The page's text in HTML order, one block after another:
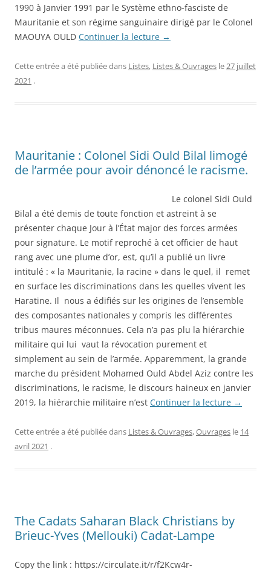
1990 à Janvier 1991 par le Système ethno-fasciste de
Mauritanie et son régime sanguinaire dirigé par le Colonel
MAOUYA OULD Continuer la lecture →
Cette entrée a été publiée dans Listes, Listes & Ouvrages le27 juillet
2021 .
Mauritanie : Colonel Sidi Ould Bilal limogé
de l’armée pour avoir dénoncé le racisme.
Le colonel Sidi Ould
Bilal a été demis de toute fonction et astreint à se
présenter chaque Jour à l’État major des forces armées
pour signature. Le motif reproché à cet officier de haut
rang avec une plume d’or, est, qu’il a publié un livre
intitulé : « la Mauritanie, la racine » dans le quel, il remet
en surface les discriminations dans les quelles vivent les
Haratine. Il nous a édifiés sur les origines de l’ensemble
des composantes nationales y compris les différentes
tribus maures méconnues. Cela n’a pas plu la hiérarchie
militaire qui lui vaut la révocation purement et
simplement au sein de l’armée. Apparemment, la grande
marche du président Mohamed Ould Abdel Aziz contre les
discriminations, le racisme, le discours haineux en janvier
2019, la hiérarchie militaire n’est Continuer la lecture →
Cette entrée a été publiée dans Listes & Ouvrages,Ouvrages le 14
avril 2021 .
The Cadats Saharan Black Christians by
Brieuc-Yves (Mellouki) Cadat-Lampe
Copy the link : https://circulate.it/r/f2Kcw4r-